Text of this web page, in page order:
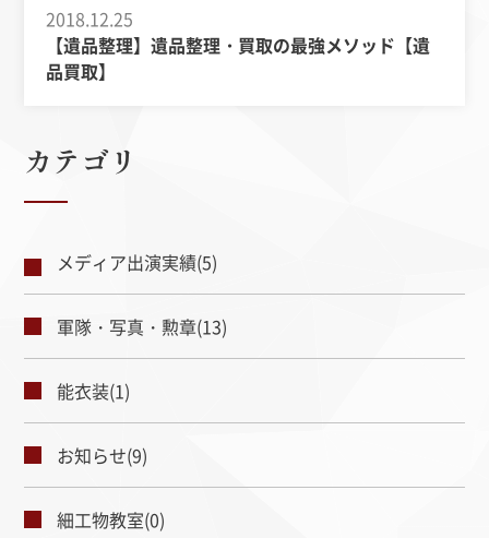
2018.12.25
【遺品整理】遺品整理・買取の最強メソッド【遺
品買取】
カテゴリ
メディア出演実績(5)
軍隊・写真・勲章(13)
能衣装(1)
お知らせ(9)
細工物教室(0)